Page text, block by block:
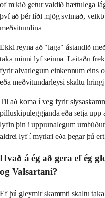
of mikið getur valdið hættulega
því að þér líði mjög svimað,
meðvitundina.
Ekki reyna að "laga" ástandið
taka minni lyf seinna. Leitaðu
fyrir alvarlegum einkennum eins
eða meðvitundarleysi skaltu
Til að koma í veg fyrir
pilluskipuleggjanda eða setja
lyfin þín í upprunalegum
aldrei lyf í myrkri eða þegar þú
Hvað á ég að gera ef ég
og Valsartani?
Ef þú gleymir skammti skaltu